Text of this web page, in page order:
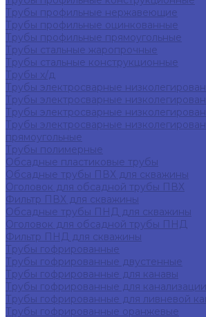
Трубы профильные нержавеющие
Трубы профильные оцинкованные
Трубы профильные прямоугольные
Трубы стальные жаропрочные
Трубы стальные конструкционные
Трубы х/д
Трубы электросварные
Трубы электросварные
Трубы электросварные
Трубы электросварные
прямоугольные
Трубы полимерные
Обсадные пластиковые трубы
Обсадные трубы ПВХ для скважины
Оголовок для обсадной трубы ПВХ
Фильтр ПВХ для скважины
Обсадные трубы ПНД для скважины
Оголовок для обсадной трубы ПНД
Фильтр ПНД для скважины
Трубы гофрированные
Трубы гофрированные двустенные
Трубы гофрированные для канавы
Трубы гофрированные для канализации
Трубы гофрированные для ливневой
Трубы гофрированные оранжевые